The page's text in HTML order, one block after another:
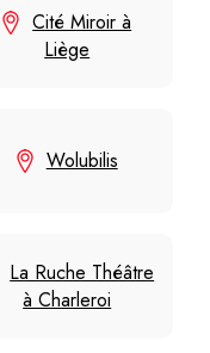
Cité Miroir à
Liège
Wolubilis
La Ruche Théâtre
à Charleroi